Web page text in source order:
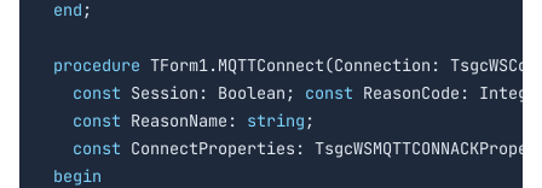
end ;
procedure TForm1.MQTTConnect(Connection:
const Session: Boolean; const ReasonCode:
const ReasonName: string ;
const
begin